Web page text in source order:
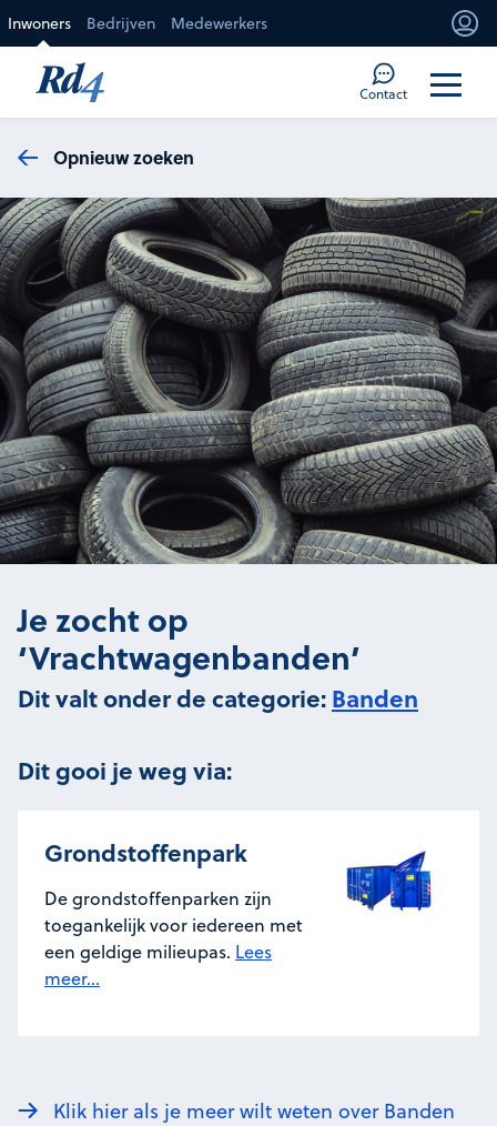
Inwoners Bedrijven Medewerkers
Contact
Opnieuw zoeken
Je zocht op
‘Vrachtwagenbanden’
Dit valt onder de categorie:Banden
Dit gooi je weg via:
Grondstoffenpark
De grondstoffenparken zijn
toegankelijk voor iedereen met
een geldige milieupas. Lees
meer...
Klik hier als je meer wilt weten over Banden